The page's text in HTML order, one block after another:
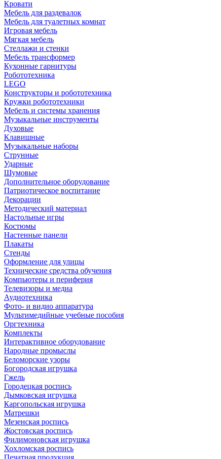
Кровати
Мебель для раздевалок
Мебель для туалетных комнат
Игровая мебель
Мягкая мебель
Стеллажи и стенки
Мебель трансформер
Кухонные гарнитуры
Робототехника
LEGO
Конструкторы и робототехника
Кружки робототехники
Мебель и системы хранения
Музыкальные инструменты
Духовые
Клавишные
Музыкальные наборы
Струнные
Ударные
Шумовые
Дополнительное оборудование
Патриотическое воспитание
Декорации
Методический материал
Настольные игры
Костюмы
Настенные панели
Плакаты
Стенды
Оформление для улицы
Технические средства обучения
Компьютеры и периферия
Телевизоры и медиа
Аудиотехника
Фото- и видио аппаратура
Мультимедийные учебные пособия
Оргтехника
Комплекты
Интерактивное оборудование
Народные промыслы
Беломорские узоры
Богородская игрушка
Гжель
Городецкая роспись
Дымковская игрушка
Каргопольская игрушка
Матрешки
Мезенская роспись
Жостовская роспись
Филимоновская игрушка
Хохломская роспись
Печатная продукция